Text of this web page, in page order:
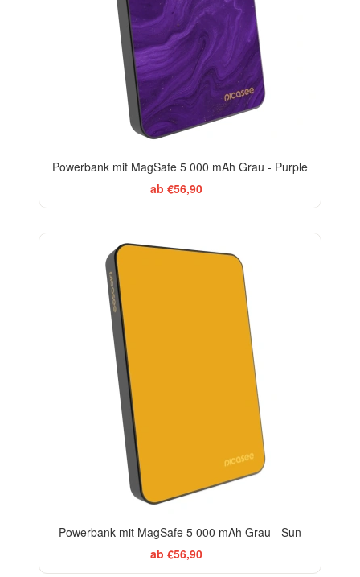
Powerbank mit MagSafe 5 000 mAh Grau - Purple
ab €56,90
Powerbank mit MagSafe 5 000 mAh Grau - Sun
ab €56,90